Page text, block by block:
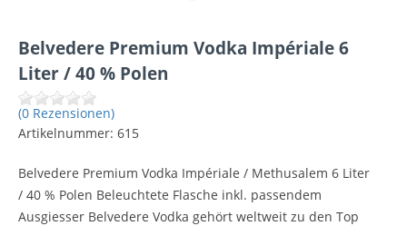
Belvedere Premium Vodka Impériale 6
Liter / 40 % Polen
(0 Rezensionen)
Artikelnummer: 615
Belvedere Premium Vodka Impériale / Methusalem 6 Liter
/ 40 % Polen Beleuchtete Flasche inkl. passendem
Ausgiesser Belvedere Vodka gehört weltweit zu den Top